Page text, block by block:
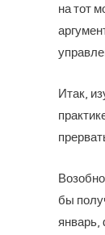
на тот
Итак,
бы
январь,